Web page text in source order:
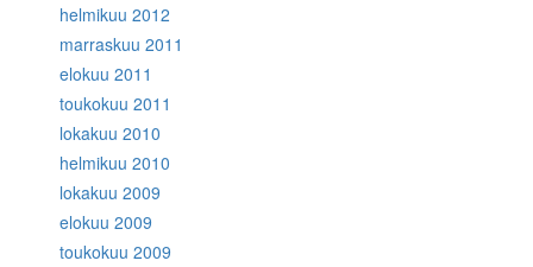
helmikuu 2012
marraskuu 2011
elokuu 2011
toukokuu 2011
lokakuu 2010
helmikuu 2010
lokakuu 2009
elokuu 2009
toukokuu 2009